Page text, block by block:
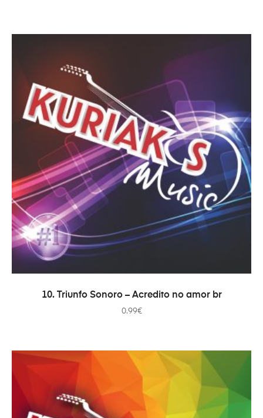
ADICIONAR
10. Triunfo Sonoro – Acredito no amor br
0.99€